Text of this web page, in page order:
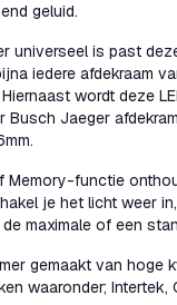
geluid.
universeel is past
iedere afdekraam
wordt deze
Jaeger
Memory-functie
je het licht weer
maximale of een
gemaakt van hoge
waaronder; Intertek,